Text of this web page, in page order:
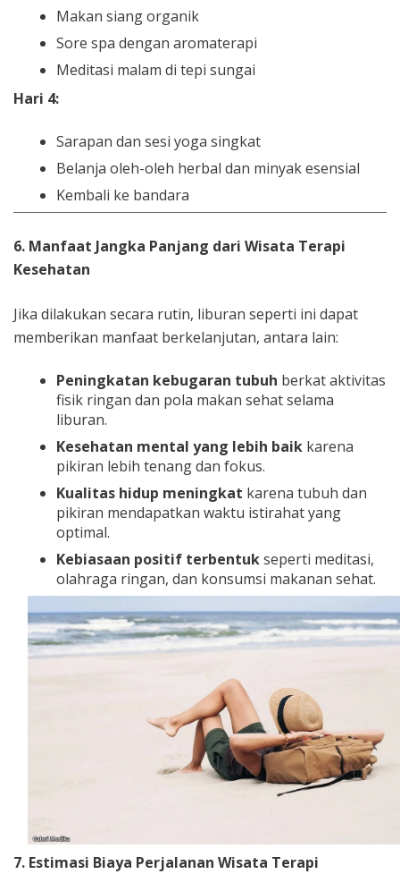
Makan siang organik
Sore spa dengan aromaterapi
Meditasi malam di tepi sungai
Hari 4:
Sarapan dan sesi yoga singkat
Belanja oleh-oleh herbal dan minyak esensial
Kembali ke bandara
6. Manfaat Jangka Panjang dari Wisata Terapi
Kesehatan
Jika dilakukan secara rutin, liburan seperti ini dapat
memberikan manfaat berkelanjutan, antara lain:
Peningkatan kebugaran tubuh berkat aktivitas
fisik ringan dan pola makan sehat selama
liburan.
Kesehatan mental yang lebih baik karena
pikiran lebih tenang dan fokus.
Kualitas hidup meningkat karena tubuh dan
pikiran mendapatkan waktu istirahat yang
optimal.
Kebiasaan positif terbentukseperti meditasi,
olahraga ringan, dan konsumsi makanan sehat.
7. Estimasi Biaya Perjalanan Wisata Terapi